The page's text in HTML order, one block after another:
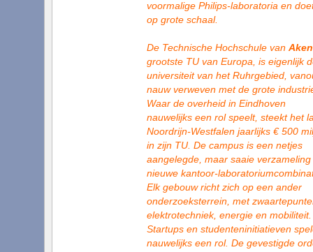
voormalige Philips-laboratoria en
op grote schaal.
De Technische Hochschule van Aken
grootste TU van Europa, is eigenlijk
universiteit van het Ruhrgebied,
nauw verweven met de grote
Waar de overheid in Eindhoven
nauwelijks een rol speelt, steekt het
Noordrijn-Westfalen jaarlijks € 500
in zijn TU. De campus is een netjes
aangelegde, maar saaie verzameling
nieuwe kantoor-
Elk gebouw richt zich op een ander
onderzoeksterrein, met
elektrotechniek, energie en mobiliteit.
Startups en studenteninitiatieven
nauwelijks een rol. De gevestigde